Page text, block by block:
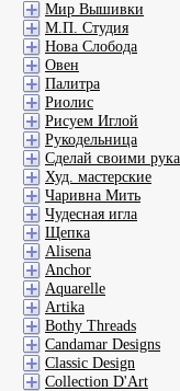
Мир Вышивки
М.П. Студия
Нова Слобода
Овен
Палитра
Риолис
Рисуем Иглой
Рукодельница
Сделай своими
Худ. мастерские
Чаривна Мить
Чудесная игла
Щепка
Alisena
Anchor
Aquarelle
Artika
Bothy Threads
Candamar Designs
Classic Design
Collection D'Art